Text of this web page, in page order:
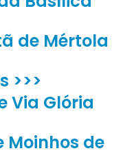
de Mértola
>>>
Via Glória
Moinhos de